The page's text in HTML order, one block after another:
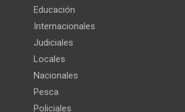
Educación
Internacionales
Judiciales
Locales
Nacionales
Pesca
Policiales